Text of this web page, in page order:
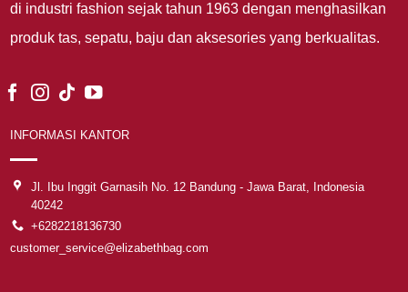
di industri fashion sejak tahun 1963 dengan menghasilkan
produk tas, sepatu, baju dan aksesories yang berkualitas.
INFORMASI KANTOR
Jl. Ibu Inggit Garnasih No. 12 Bandung - Jawa Barat, Indonesia
40242
+6282218136730
customer_service@elizabethbag.com